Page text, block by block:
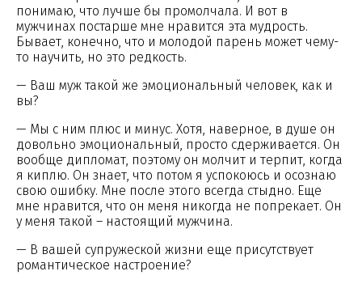
понимаю, что лучше бы промолчала. И вот в
мужчинах постарше мне нравится эта мудрость.
Бывает, конечно, что и молодой парень может чему-
то научить, но это редкость.
— Ваш муж такой же эмоциональный человек, как и
вы?
— Мы с ним плюс и минус. Хотя, наверное, в душе он
довольно эмоциональный, просто сдерживается. Он
вообще дипломат, поэтому он молчит и терпит, когда
я киплю. Он знает, что потом я успокоюсь и осознаю
свою ошибку. Мне после этого всегда стыдно. Еще
мне нравится, что он меня никогда не попрекает. Он
у меня такой – настоящий мужчина.
— В вашей супружеской жизни еще присутствует
романтическое настроение?